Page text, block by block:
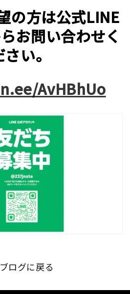
の方は公式LINE
お問い合わせく
さい。
AvHBhUo
ブログに戻る